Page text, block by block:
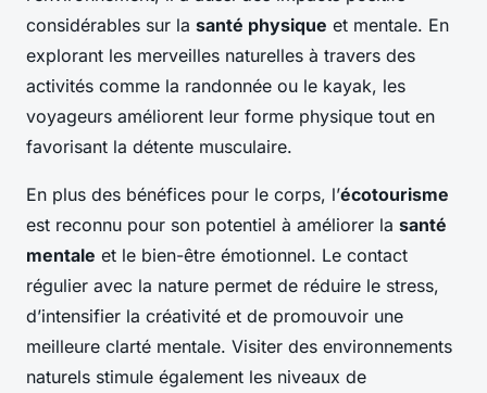
considérables sur la santé physique et mentale. En
explorant les merveilles naturelles à travers des
activités comme la randonnée ou le kayak, les
voyageurs améliorent leur forme physique tout en
favorisant la détente musculaire.
En plus des bénéfices pour le corps, l’écotourisme
est reconnu pour son potentiel à améliorer la santé
mentale et le bien-être émotionnel. Le contact
régulier avec la nature permet de réduire le stress,
d’intensifier la créativité et de promouvoir une
meilleure clarté mentale. Visiter des environnements
naturels stimule également les niveaux de